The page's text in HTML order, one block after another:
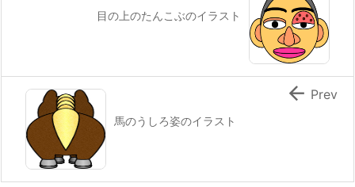
目の上のたんこぶのイラスト
馬のうしろ姿のイラスト
 Prev